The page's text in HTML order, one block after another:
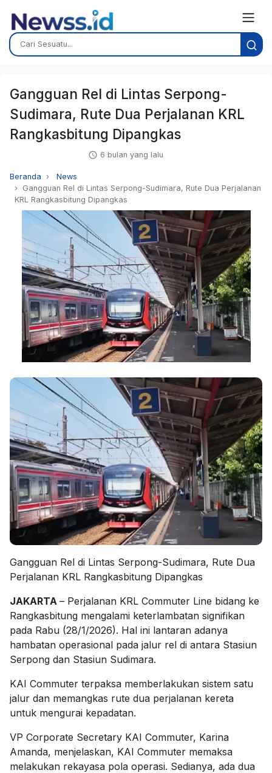
Gangguan Rel di Lintas Serpong-
Sudimara, Rute Dua Perjalanan KRL
Rangkasbitung Dipangkas
6 bulan yang lalu
Beranda
News
Gangguan Rel di Lintas Serpong-Sudimara, Rute Dua Perjalanan
KRL Rangkasbitung Dipangkas
Gangguan Rel di Lintas Serpong-Sudimara, Rute Dua
Perjalanan KRL Rangkasbitung Dipangkas
JAKARTA – Perjalanan KRL Commuter Line bidang ke
Rangkasbitung mengalami keterlambatan signifikan
pada Rabu (28/1/2026). Hal ini lantaran adanya
hambatan operasional pada jalur rel di antara Stasiun
Serpong dan Stasiun Sudimara.
KAI Commuter terpaksa memberlakukan sistem satu
jalur dan memangkas rute dua perjalanan kereta
untuk mengurai kepadatan.
VP Corporate Secretary KAI Commuter, Karina
Amanda, menjelaskan, KAI Commuter memaksa
melakukan rekayasa pola operasi. Sedianya, ada dua